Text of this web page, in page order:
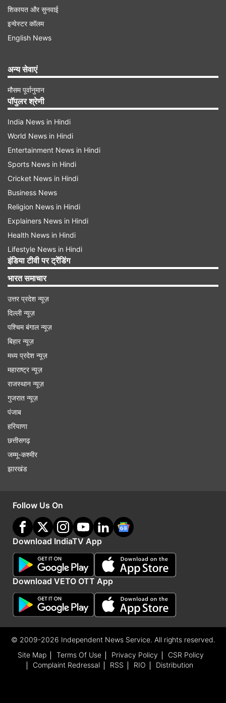
भारत के ये 7 डेलिगेशन जिन देशों में जाने वाले हैं उनमें सऊदी
अरब, कुवैत, बहरीन, अल्जीरिया, ब्रिटेन, फ्रांस, जर्मनी,
इटली, डेनमार्क, यूरोपियन यूनियन, अमेरिका, पनामा, गयाना,
ब्राजील, कोलंबिया, स्पेन, ग्रीस, स्लोवेनिया, लात्विया, रूस,
इंडोनेशिया, मलेशिया, दक्षिण कोरिया, जापान, सिंगापुर, यूएई,
कतर, इथियोपिया और साउथ अफ्रीका शामिल हैं। इस तरह
देखा जाए तो भारत के ये प्रतिनिधिमंडल ऑस्ट्रेलिया छोड़कर
बसावट है।
संयुक्त राष्ट्र सुरक्षा परिषद (UNSC) के सदस्य देश
शिकायत और सुनवाई
इन्वेस्टर कॉलम
English News
अन्य सेवाएं
मौसम पूर्वानुमान
पॉपुलर श्रेणी
India News in Hindi
World News in Hindi
Entertainment News in Hindi
Sports News in Hindi
Cricket News in Hindi
Business News
Religion News in Hindi
Explainers News in Hindi
Health News in Hindi
Lifestyle News in Hindi
इंडिया टीवी पर ट्रेंडिंग
भारत समाचार
उत्तर प्रदेश न्यूज़
दिल्ली न्यूज़
पश्चिम बंगाल न्यूज़
बिहार न्यूज़
मध्य प्रदेश न्यूज़
महाराष्ट्र न्यूज़
राजस्थान न्यूज़
गुजरात न्यूज़
पंजाब
हरियाणा
छत्तीसगढ़
जम्मू-कश्मीर
झारखंड
Follow Us On
Download IndiaTV App
Download VETO OTT App
© 2009-2026 Independent News Service. All rights reserved.
Site Map
Terms Of Use Privacy Policy
CSR Policy
Complaint Redressal
RSS RIO Distribution